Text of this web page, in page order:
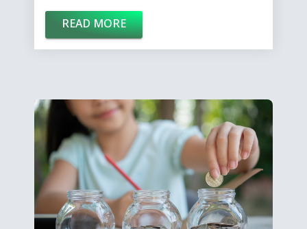
இழுபறியாக இருக்கும்போது எங்கே
சேமிப்பது’ என்ற நினைப்பே
பெரும்பாலானோருக்கு இருக்கிறது.
இருக்கும் பணத்தை எதிர்காலத்
தேவைக்காக எடுத்து வைப்பது’ என்ற
நினைப்பு உங்களுக்கு இருந்தால், இந்த
ஆண்டு அதை மாற்றிக் கொள்ளுங்கள்.
அப்படி நினைத்தால் எந்த மாதத்திலும்
சேமிக்க உங்களிடம் ஒரு ரூபாய்கூட
மிச்சம் இருக்காது. […]
READ MORE